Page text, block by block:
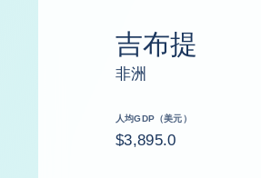
吉布提
非洲
人均GDP（美元）
$3,895.0